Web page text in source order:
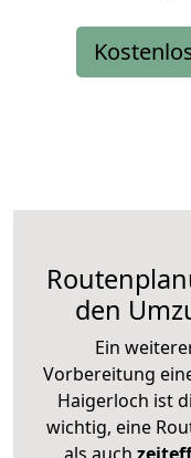
den
Ein
Vorbereitung
Haigerloch ist
wichtig, eine